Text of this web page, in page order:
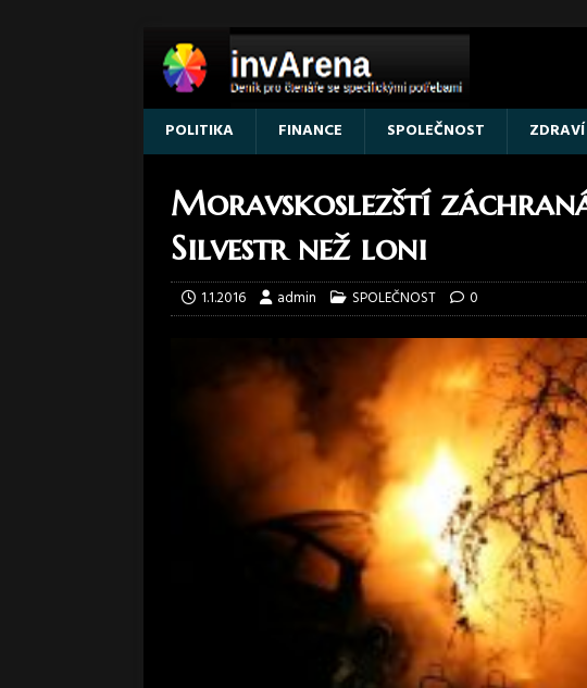
POLITIKA FINANCE SPOLEČNOST ZDRAVÍ
Moravskoslezští
Silvestr než loni
1.1.2016 admin SPOLEČNOST 0